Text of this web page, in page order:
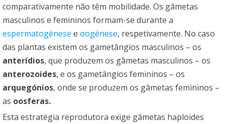
comparativamente não têm mobilidade. Os gâmetas
masculinos e femininos formam-se durante a
espermatogénese e oogénese, respetivamente. No caso
das plantas existem os gametângios masculinos – os
anterídios, que produzem os gâmetas masculinos – os
anterozoides, e os gametângios femininos – os
arquegónios, onde se produzem os gâmetas femininos –
as oosferas.
Esta estratégia reprodutora exige gâmetas haploides